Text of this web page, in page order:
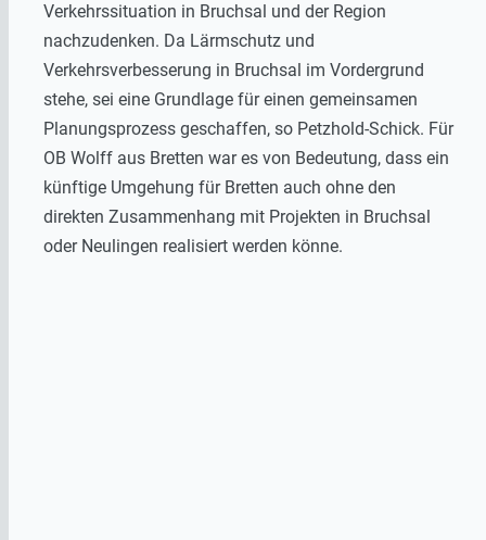
Verkehrssituation in Bruchsal und der Region
nachzudenken. Da Lärmschutz und
Verkehrsverbesserung in Bruchsal im Vordergrund
stehe, sei eine Grundlage für einen gemeinsamen
Planungsprozess geschaffen, so Petzhold-Schick. Für
OB Wolff aus Bretten war es von Bedeutung, dass ein
künftige Umgehung für Bretten auch ohne den
direkten Zusammenhang mit Projekten in Bruchsal
oder Neulingen realisiert werden könne.